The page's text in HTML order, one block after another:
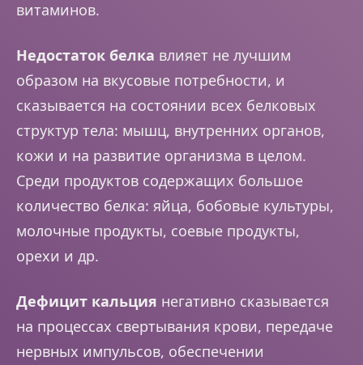
витаминов.
Недостаток белка влияет не лучшим
образом на вкусовые потребности, и
сказывается на состоянии всех белковых
структур тела: мышц, внутренних органов,
кожи и на развитие организма в целом.
Среди продуктов содержащих большое
количество белка: яйца, бобовые культуры,
молочные продукты, соевые продукты,
орехи и др.
Дефицит кальция негативно сказывается
на процессах свертывания крови, передаче
нервных импульсов, обеспечении